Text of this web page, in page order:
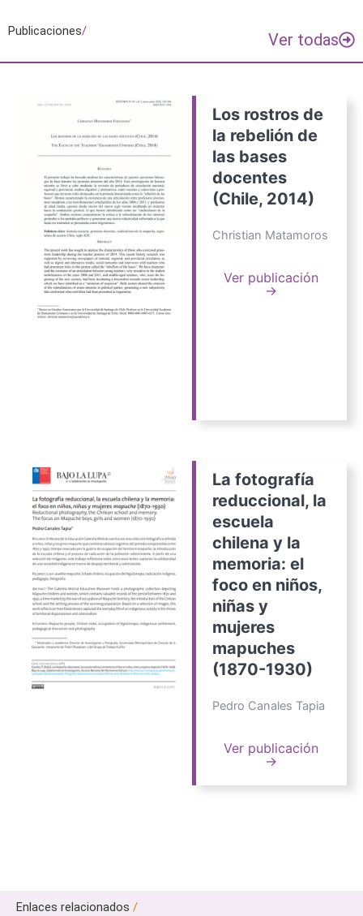
Publicaciones/ Ver todas
Los rostros de
la rebelión de
las bases
docentes
(Chile, 2014)
Christian Matamoros
Ver publicación
→
La fotografía
reduccional, la
escuela
chilena y la
memoria: el
foco en niños,
niñas y
mujeres
mapuches
(1870-1930)
Pedro Canales Tapia
Ver publicación
→
Enlaces relacionados /